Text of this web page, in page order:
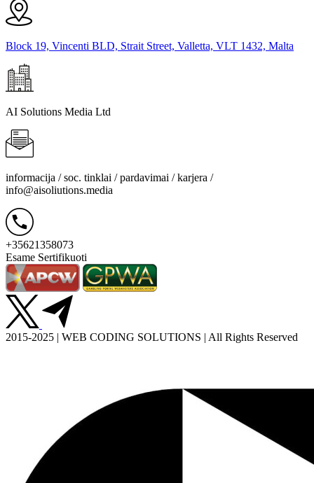
Block 19, Vincenti BLD, Strait Street, Valletta, VLT 1432, Malta
AI Solutions Media Ltd
informacija / soc. tinklai / pardavimai / karjera /
info@aisoliutions.media
+35621358073
Esame Sertifikuoti
2015-2025 | WEB CODING SOLUTIONS | All Rights Reserved